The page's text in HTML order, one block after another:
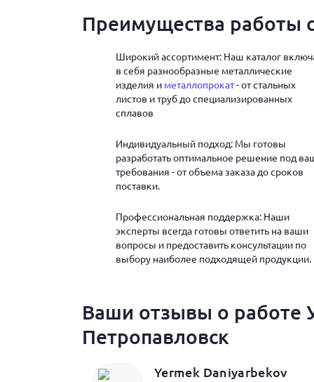
Преимущества работы
Широкий ассортимент: Наш каталог
в себя разнообразные металлические
изделия и металлопрокат- от стальных
листов и труб до специализированных
сплавов
Индивидуальный подход: Мы готовы
разработать оптимальное решение под
требования - от объема заказа до сроков
поставки.
Профессиональная поддержка: Наши
эксперты всегда готовы ответить на ваши
вопросы и предоставить консультации по
выбору наиболее подходящей продукции.
Ваши отзывы о работе
Петропавловск
Yermek Daniyarbekov